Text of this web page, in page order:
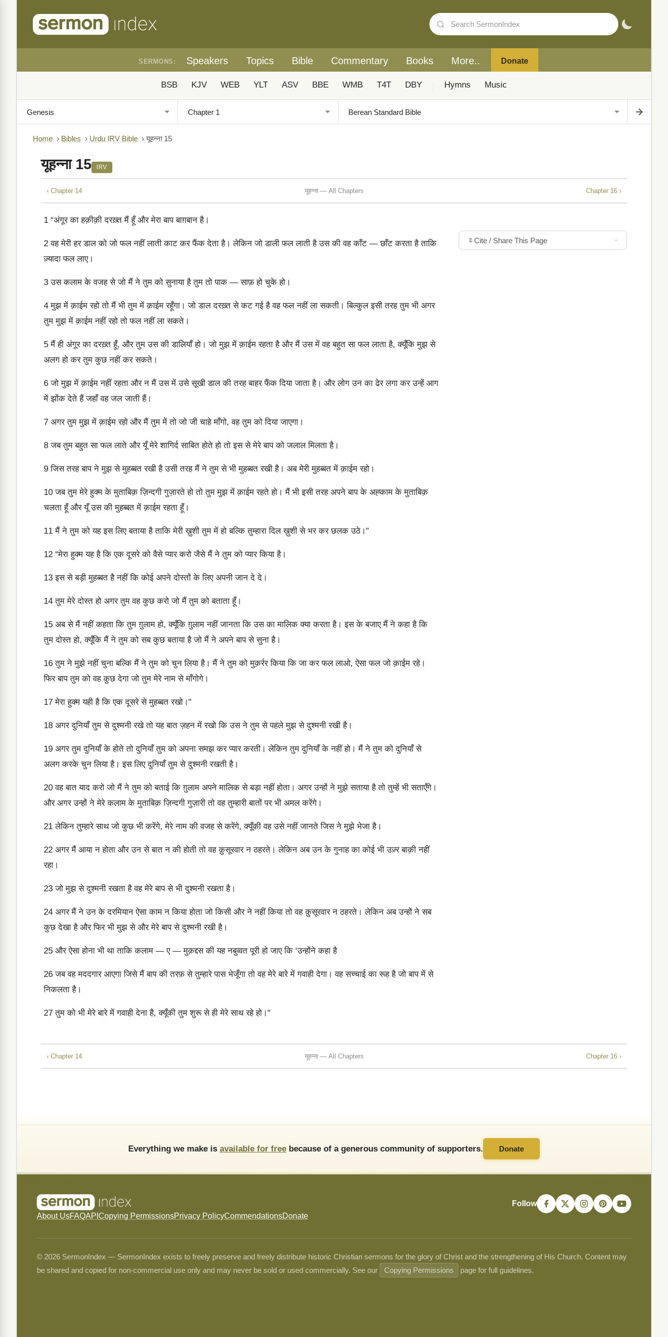
SERMONS: Speakers Topics Bible Commentary Books More.. Donate
BSB KJV WEB YLT ASV BBE WMB T4T DBY Hymns Music
Home › Bibles › Urdu IRV Bible ›यूहन्ना 15
यूहन्ना 15 IRV
‹ Chapter 14 यूहन्ना — All Chapters Chapter 16 ›
1 “अंगूर का हक़ीक़ी दरख़्त मैं हूँ और मेरा बाप बाग़बान है।
2 वह मेरी हर डाल को जो फल नहीं लाती काट कर फैंक देता है। लेकिन जो डाली फल लाती है उस की वह काँट — छाँट करता है ताकि
ज़्यादा फल लाए।
3 उस कलाम के वजह से जो मैं ने तुम को सुनाया है तुम तो पाक — साफ़ हो चुके हो।
4 मुझ में क़ाईम रहो तो मैं भी तुम में क़ाईम रहूँगा। जो डाल दरख़्त से कट गई है वह फल नहीं ला सकती। बिल्कुल इसी तरह तुम भी अगर
तुम मुझ में क़ाईम नहीं रहो तो फल नहीं ला सकते।
5 मैं ही अंगूर का दरख़्त हूँ, और तुम उस की डालियाँ हो। जो मुझ में क़ाईम रहता है और मैं उस में वह बहुत सा फल लाता है, क्यूँकि मुझ से
अलग हो कर तुम कुछ नहीं कर सकते।
6 जो मुझ में क़ाईम नहीं रहता और न मैं उस में उसे सूखी डाल की तरह बाहर फैंक दिया जाता है। और लोग उन का ढेर लगा कर उन्हें आग
में झोंक देते हैं जहाँ वह जल जाती हैं।
7 अगर तुम मुझ में क़ाईम रहो और मैं तुम में तो जो जी चाहे माँगो, वह तुम को दिया जाएगा।
8 जब तुम बहुत सा फल लाते और यूँ मेरे शागिर्द साबित होते हो तो इस से मेरे बाप को जलाल मिलता है।
9 जिस तरह बाप ने मुझ से मुहब्बत रखी है उसी तरह मैं ने तुम से भी मुहब्बत रखी है। अब मेरी मुहब्बत में क़ाईम रहो।
10 जब तुम मेरे हुक्म के मुताबिक़ ज़िन्दगी गुज़ारते हो तो तुम मुझ में क़ाईम रहते हो। मैं भी इसी तरह अपने बाप के अह्काम के मुताबिक़
चलता हूँ और यूँ उस की मुहब्बत में क़ाईम रहता हूँ।
11 मैं ने तुम को यह इस लिए बताया है ताकि मेरी ख़ुशी तुम में हो बल्कि तुम्हारा दिल ख़ुशी से भर कर छलक उठे।"
12 “मेरा हुक्म यह है कि एक दूसरे को वैसे प्यार करो जैसे मैं ने तुम को प्यार किया है।
13 इस से बड़ी मुहब्बत है नहीं कि कोई अपने दोस्तों के लिए अपनी जान दे दे।
14 तुम मेरे दोस्त हो अगर तुम वह कुछ करो जो मैं तुम को बताता हूँ।
15 अब से मैं नहीं कहता कि तुम ग़ुलाम हो, क्यूँकि ग़ुलाम नहीं जानता कि उस का मालिक क्या करता है। इस के बजाए मैं ने कहा है कि
तुम दोस्त हो, क्यूँकि मैं ने तुम को सब कुछ बताया है जो मैं ने अपने बाप से सुना है।
16 तुम ने मुझे नहीं चुना बल्कि मैं ने तुम को चुन लिया है। मैं ने तुम को मुक़र्रर किया कि जा कर फल लाओ, ऐसा फल जो क़ाईम रहे।
फिर बाप तुम को वह कुछ देगा जो तुम मेरे नाम से माँगोगे।
17 मेरा हुक्म यही है कि एक दूसरे से मुहब्बत रखो।"
18 अगर दुनियाँ तुम से दुश्मनी रखे तो यह बात ज़हन में रखो कि उस ने तुम से पहले मुझ से दुश्मनी रखी है।
19 अगर तुम दुनियाँ के होते तो दुनियाँ तुम को अपना समझ कर प्यार करती। लेकिन तुम दुनियाँ के नहीं हो। मैं ने तुम को दुनियाँ से
अलग करके चुन लिया है। इस लिए दुनियाँ तुम से दुश्मनी रखती है।
20 वह बात याद करो जो मैं ने तुम को बताई कि ग़ुलाम अपने मालिक से बड़ा नहीं होता। अगर उन्हों ने मुझे सताया है तो तुम्हें भी सताएँगे।
और अगर उन्हों ने मेरे कलाम के मुताबिक़ ज़िन्दगी गुज़ारी तो वह तुम्हारी बातों पर भी अमल करेंगे।
21 लेकिन तुम्हारे साथ जो कुछ भी करेंगे, मेरे नाम की वजह से करेंगे, क्यूँकी वह उसे नहीं जानते जिस ने मुझे भेजा है।
22 अगर मैं आया न होता और उन से बात न की होती तो वह क़ुसूरवार न ठहरते। लेकिन अब उन के गुनाह का कोई भी उज़्र बाक़ी नहीं
रहा।
23 जो मुझ से दुश्मनी रखता है वह मेरे बाप से भी दुश्मनी रखता है।
24 अगर मैं ने उन के दरमियान ऐसा काम न किया होता जो किसी और ने नहीं किया तो वह क़ुसूरवार न ठहरते। लेकिन अब उन्हों ने सब
कुछ देखा है और फिर भी मुझ से और मेरे बाप से दुश्मनी रखी है।
25 और ऐसा होना भी था ताकि कलाम — ए — मुक़द्दस की यह नबुव्वत पूरी हो जाए कि ‘उन्होंने कहा है
26 जब वह मददगार आएगा जिसे मैं बाप की तरफ़ से तुम्हारे पास भेजूँगा तो वह मेरे बारे में गवाही देगा। वह सच्चाई का रूह है जो बाप में से
निकलता है।
27 तुम को भी मेरे बारे में गवाही देना है, क्यूँकी तुम शुरू से ही मेरे साथ रहे हो।"
Cite / Share This Page
‹ Chapter 14 यूहन्ना — All Chapters Chapter 16 ›
Everything we make is available for free because of a generous community of supporters. Donate
About UsFAQAPI Copying PermissionsPrivacy PolicyCommendationsDonate
Follow
© 2026 SermonIndex — SermonIndex exists to freely preserve and freely distribute historic Christian sermons for the glory of Christ and the strengthening of His Church. Content may
be shared and copied for non-commercial use only and may never be sold or used commercially. See our
Copying Permissions page for full guidelines.